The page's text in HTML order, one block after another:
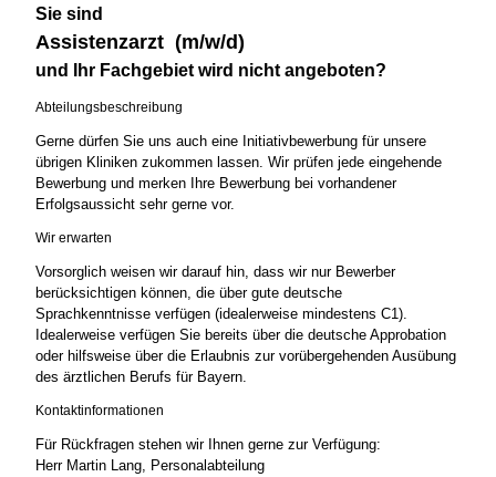
Sie sind
Assistenzarzt (m/w/d)
und Ihr Fachgebiet wird nicht angeboten?
Abteilungsbeschreibung
Gerne dürfen Sie uns auch eine Initiativbewerbung für unsere
übrigen Kliniken zukommen lassen. Wir prüfen jede eingehende
Bewerbung und merken Ihre Bewerbung bei vorhandener
Erfolgsaussicht sehr gerne vor.
Wir erwarten
Vorsorglich weisen wir darauf hin, dass wir nur Bewerber
berücksichtigen können, die über gute deutsche
Sprachkenntnisse verfügen (idealerweise mindestens C1).
Idealerweise verfügen Sie bereits über die deutsche Approbation
oder hilfsweise über die Erlaubnis zur vorübergehenden Ausübung
des ärztlichen Berufs für Bayern.
Kontaktinformationen
Für Rückfragen stehen wir Ihnen gerne zur Verfügung:
Herr Martin Lang, Personalabteilung